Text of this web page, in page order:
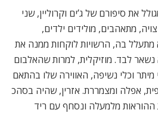
את סיפורם של ג’ים וקרוליין, שני
מתאהבים, מולידים ילדים,
מתעלל בה, הרשויות לוקחות ממנה את
לבד. מוזיקלית, למרות שהאלבום
וכלי נשיפה, האווירה שלו בהתאם
אפלה ומצמררת. אזרין, שהיה בסהכ
ההוראות מלמעלה ונסחף עם ריד